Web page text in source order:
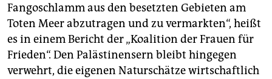
Fangoschlamm aus den besetzten Gebieten am
Toten Meer abzutragen und zu vermarkten“, heißt
es in einem Bericht der „Koalition der Frauen für
Frieden“. Den Palästinensern bleibt hingegen
verwehrt, die eigenen Naturschätze wirtschaftlich